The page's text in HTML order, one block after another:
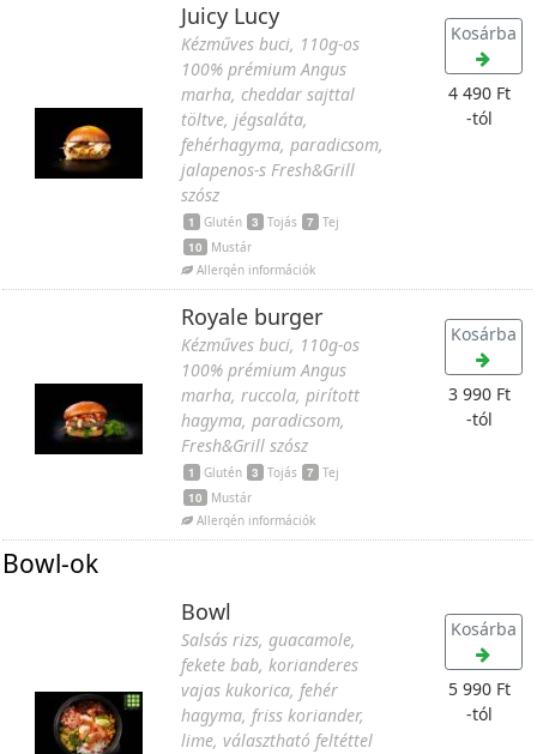
Juicy Lucy
Kézműves buci, 110g-os
100% prémium Angus
marha, cheddar sajttal
töltve, jégsaláta,
fehérhagyma, paradicsom,
jalapenos-s Fresh&Grill
szósz
1 Glutén 3 Tojás 7 Tej
10
Mustár
Allergén információk
4 490 Ft
-tól
Kosárba
Royale burger
Kézműves buci, 110g-os
100% prémium Angus
marha, ruccola, pirított
hagyma, paradicsom,
Fresh&Grill szósz
1 Glutén 3 Tojás 7 Tej
10
Mustár
Allergén információk
3 990 Ft
-tól
Kosárba
Bowl-ok
Bowl
Salsás rizs, guacamole,
fekete bab, korianderes
vajas kukorica, fehér
hagyma, friss koriander,
lime, választható feltéttel
5 990 Ft
-tól
Kosárba